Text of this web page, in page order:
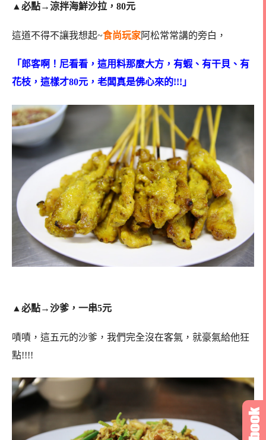
▲ 必點→涼拌海鮮沙拉，80元
這道不得不讓我想起~食尚玩家阿松常常講的旁白，
「郎客啊！尼看看，這用料那麼大方，有蝦、有干貝、有
花枝，這樣才80元，老闆真是佛心來的!!!」
▲ 必點→沙爹，一串5元
嘖嘖，這五元的沙爹，我們完全沒在客氣，就豪氣給他狂
點!!!!